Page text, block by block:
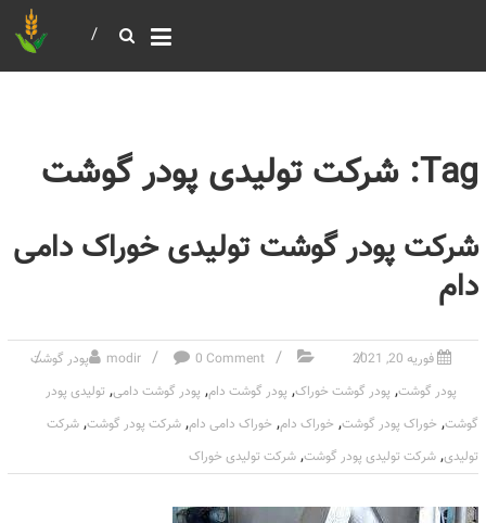
Tag: شرکت تولیدی پودر گوشت
شرکت پودر گوشت تولیدی خوراک دامی
دام
فوریه 20, 2021 modir 0 Comment
پودر گوشت
پودر گوشت, پودر گوشت خوراک, پودر گوشت دام, پودر گوشت دامی, تولیدی پودر
گوشت, خوراک پودر گوشت, خوراک دام, خوراک دامی دام, شرکت پودر گوشت, شرکت
تولیدی, شرکت تولیدی پودر گوشت, شرکت تولیدی خوراک